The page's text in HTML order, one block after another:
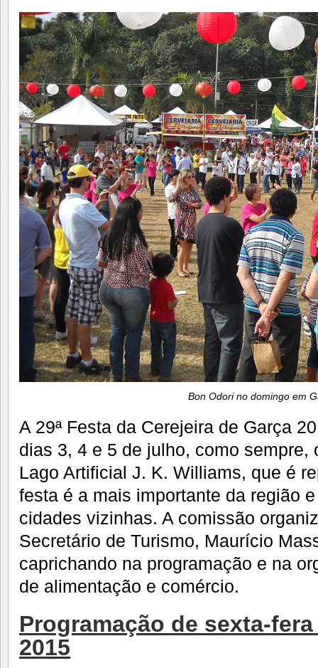
Bon Odori no domingo em
A 29ª Festa da Cerejeira de Garça
dias 3, 4 e 5 de julho, como sempre,
Lago Artificial J. K. Williams, que é
festa é a mais importante da região
cidades vizinhas. A comissão
Secretário de Turismo, Maurício
caprichando na programação e na
de alimentação e comércio.
Programação de sexta-
2015